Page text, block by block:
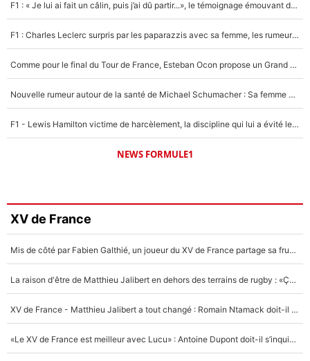
F1 : « Je lui ai fait un câlin, puis j’ai dû partir...», le témoignage émouvant de Max Verstappen sur sa fille
F1 : Charles Leclerc surpris par les paparazzis avec sa femme, les rumeurs étaient vraies !
Comme pour le final du Tour de France, Esteban Ocon propose un Grand Prix de Formule 1 à Paris : «Autour de l’Arc de Triomphe, ce serait génial» !
Nouvelle rumeur autour de la santé de Michael Schumacher : Sa femme Corinna sort du silence
F1 - Lewis Hamilton victime de harcèlement, la discipline qui lui a évité le pire : «J'aurais probablement mal tourné»
NEWS FORMULE1
XV de France
Mis de côté par Fabien Galthié, un joueur du XV de France partage sa frustration : «ils ne me l’ont pas dit tout de suite»
La raison d'être de Matthieu Jalibert en dehors des terrains de rugby : «Ça m'atteint autant que si tu touches à un membre de ma famille»
XV de France - Matthieu Jalibert a tout changé : Romain Ntamack doit-il s’inquiéter pour sa place à un an de la Coupe du monde ?
«Le XV de France est meilleur avec Lucu» : Antoine Dupont doit-il s’inquiéter pour sa place ?